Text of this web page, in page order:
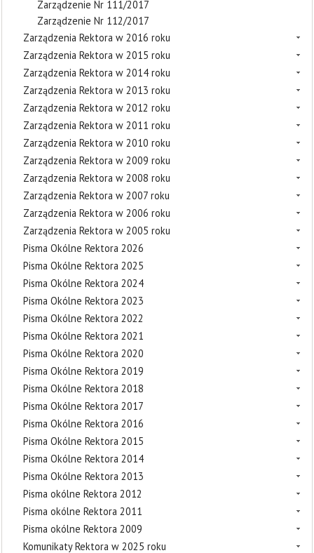
Zarządzenie Nr 111/2017
Zarządzenie Nr 112/2017
Zarządzenia Rektora w 2016 roku
Zarządzenia Rektora w 2015 roku
Zarządzenia Rektora w 2014 roku
Zarządzenia Rektora w 2013 roku
Zarządzenia Rektora w 2012 roku
Zarządzenia Rektora w 2011 roku
Zarządzenia Rektora w 2010 roku
Zarządzenia Rektora w 2009 roku
Zarządzenia Rektora w 2008 roku
Zarządzenia Rektora w 2007 roku
Zarządzenia Rektora w 2006 roku
Zarządzenia Rektora w 2005 roku
Pisma Okólne Rektora 2026
Pisma Okólne Rektora 2025
Pisma Okólne Rektora 2024
Pisma Okólne Rektora 2023
Pisma Okólne Rektora 2022
Pisma Okólne Rektora 2021
Pisma Okólne Rektora 2020
Pisma Okólne Rektora 2019
Pisma Okólne Rektora 2018
Pisma Okólne Rektora 2017
Pisma Okólne Rektora 2016
Pisma Okólne Rektora 2015
Pisma Okólne Rektora 2014
Pisma Okólne Rektora 2013
Pisma okólne Rektora 2012
Pisma okólne Rektora 2011
Pisma okólne Rektora 2009
Komunikaty Rektora w 2025 roku